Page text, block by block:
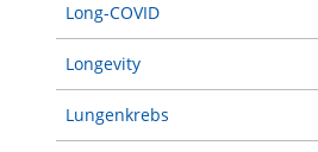
Long-COVID
Longevity
Lungenkrebs